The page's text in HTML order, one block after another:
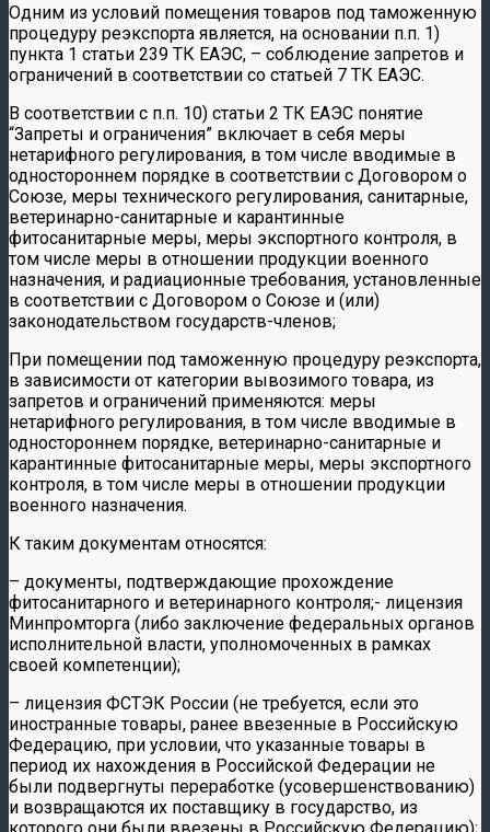
Одним из условий помещения товаров под таможенную
процедуру реэкспорта является, на основании п.п. 1)
пункта 1 статьи 239 ТК ЕАЭС, – соблюдение запретов и
ограничений в соответствии со статьей 7 ТК ЕАЭС.
В соответствии с п.п. 10) статьи 2 ТК ЕАЭС понятие
“Запреты и ограничения” включает в себя меры
нетарифного регулирования, в том числе вводимые в
одностороннем порядке в соответствии с Договором о
Союзе, меры технического регулирования, санитарные,
ветеринарно-санитарные и карантинные
фитосанитарные меры, меры экспортного контроля, в
том числе меры в отношении продукции военного
назначения, и радиационные требования, установленные
в соответствии с Договором о Союзе и (или)
законодательством государств-членов;
При помещении под таможенную процедуру реэкспорта,
в зависимости от категории вывозимого товара, из
запретов и ограничений применяются: меры
нетарифного регулирования, в том числе вводимые в
одностороннем порядке, ветеринарно-санитарные и
карантинные фитосанитарные меры, меры экспортного
контроля, в том числе меры в отношении продукции
военного назначения.
К таким документам относятся:
– документы, подтверждающие прохождение
фитосанитарного и ветеринарного контроля;- лицензия
Минпромторга (либо заключение федеральных органов
исполнительной власти, уполномоченных в рамках
своей компетенции);
– лицензия ФСТЭК России (не требуется, если это
иностранные товары, ранее ввезенные в Российскую
Федерацию, при условии, что указанные товары в
период их нахождения в Российской Федерации не
были подвергнуты переработке (усовершенствованию)
и возвращаются их поставщику в государство, из